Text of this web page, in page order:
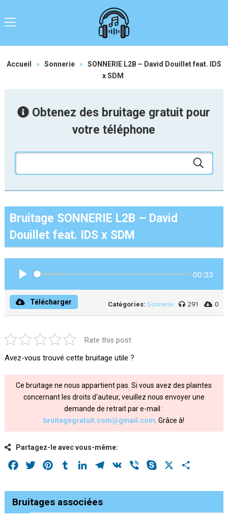
Accueil » Sonnerie » SONNERIE L2B – David Douillet feat. IDS
x SDM
Obtenez des bruitage gratuit pour
votre téléphone
Bruitage SONNERIE L2B – David
Douillet feat. IDS x SDM
00:33
Télécharger Catégories: Sonnerie 291 0
Rate this post
Avez-vous trouvé cette bruitage utile ?
Ce bruitage ne nous appartient pas. Si vous avez des plaintes
concernant les droits d'auteur, veuillez nous envoyer une
demande de retrait par e-mail :
bruitagegratuit.com@gmail.com . Grâce à!
Partagez-le avec vous-même:
Facebook
Twitter PinterestTumblrLinkedInTelegram
VK Viber Skype
Bruitages associées